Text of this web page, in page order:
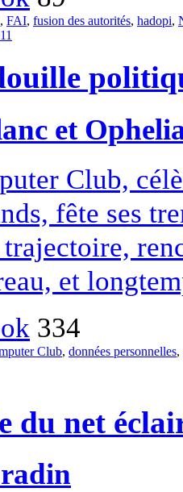
, FAI, fusion des autorités, hadopi,
et
Club,
fête ses
trajectoire,
et
334
Club, données personnelles,
du net